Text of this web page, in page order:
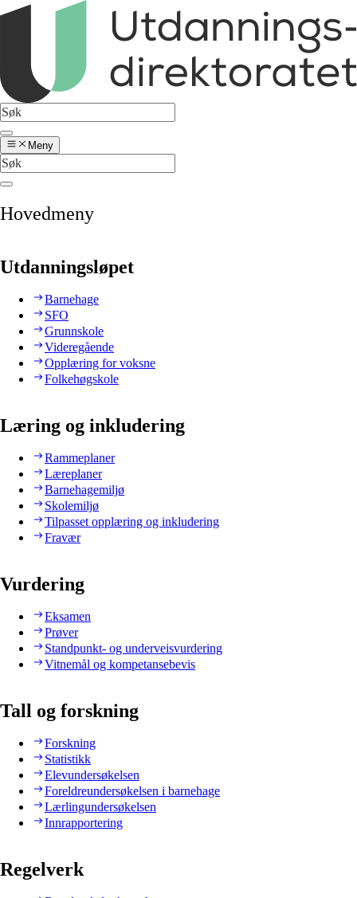
Meny
Hovedmeny
Utdanningsløpet
Barnehage
SFO
Grunnskole
Videregående
Opplæring for voksne
Folkehøgskole
Læring og inkludering
Rammeplaner
Læreplaner
Barnehagemiljø
Skolemiljø
Tilpasset opplæring og inkludering
Fravær
Vurdering
Eksamen
Prøver
Standpunkt- og underveisvurdering
Vitnemål og kompetansebevis
Tall og forskning
Forskning
Statistikk
Elevundersøkelsen
Foreldreundersøkelsen i barnehage
Lærlingundersøkelsen
Innrapportering
Regelverk